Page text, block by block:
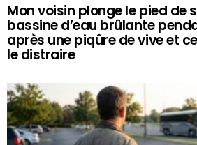
Mon voisin plonge le pied de
bassine d’eau brûlante
après une piqûre de vive et
le distraire